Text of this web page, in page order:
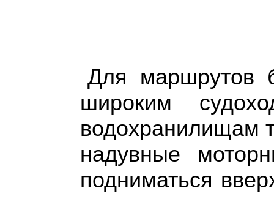
Для маршрутов
широким
водохранилищам
надувные
подниматься